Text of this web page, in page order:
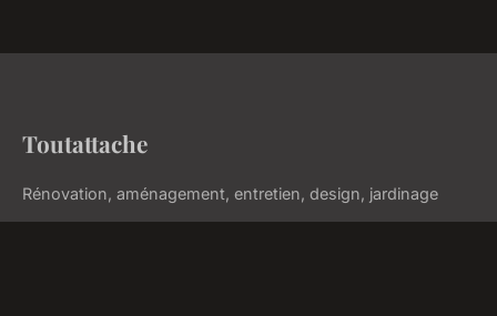
Toutattache
Rénovation, aménagement, entretien, design, jardinage